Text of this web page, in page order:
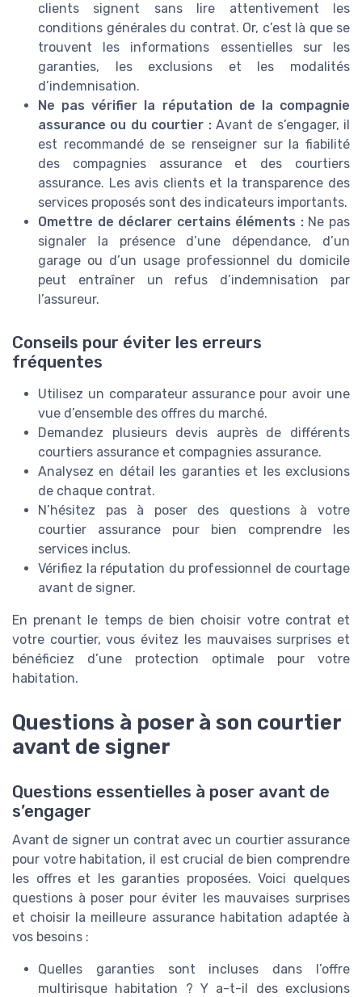
clients signent sans lire attentivement les
conditions générales du contrat. Or, c’est là que se
trouvent les informations essentielles sur les
garanties, les exclusions et les modalités
d’indemnisation.
Ne pas vérifier la réputation de la compagnie
assurance ou du courtier :Avant de s’engager, il
est recommandé de se renseigner sur la fiabilité
des compagnies assurance et des courtiers
assurance. Les avis clients et la transparence des
services proposés sont des indicateurs importants.
Omettre de déclarer certains éléments :Ne pas
signaler la présence d’une dépendance, d’un
garage ou d’un usage professionnel du domicile
peut entraîner un refus d’indemnisation par
l’assureur.
Conseils pour éviter les erreurs
fréquentes
Utilisez un comparateur assurance pour avoir une
vue d’ensemble des offres du marché.
Demandez plusieurs devis auprès de différents
courtiers assurance et compagnies assurance.
Analysez en détail les garanties et les exclusions
de chaque contrat.
N’hésitez pas à poser des questions à votre
courtier assurance pour bien comprendre les
services inclus.
Vérifiez la réputation du professionnel de courtage
avant de signer.
En prenant le temps de bien choisir votre contrat et
votre courtier, vous évitez les mauvaises surprises et
bénéficiez d’une protection optimale pour votre
habitation.
Questions à poser à son courtier
avant de signer
Questions essentielles à poser avant de
s’engager
Avant de signer un contrat avec un courtier assurance
pour votre habitation, il est crucial de bien comprendre
les offres et les garanties proposées. Voici quelques
questions à poser pour éviter les mauvaises surprises
et choisir la meilleure assurance habitation adaptée à
vos besoins :
Quelles garanties sont incluses dans l’offre
multirisque habitation ? Y a-t-il des exclusions